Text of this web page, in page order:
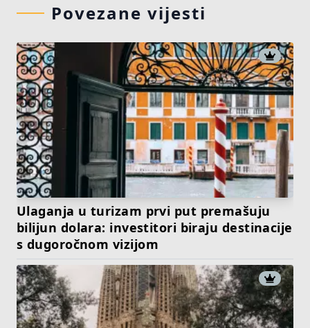
Povezane vijesti
Ulaganja u turizam prvi put premašuju
bilijun dolara: investitori biraju destinacije
s dugoročnom vizijom